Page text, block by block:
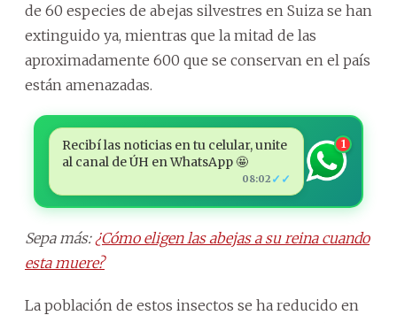
de 60 especies de abejas silvestres en Suiza se han
extinguido ya, mientras que la mitad de las
aproximadamente 600 que se conservan en el país
están amenazadas.
Recibí las noticias en tu celular, unite
al canal de ÚH en WhatsApp 🤩
08:02 ✓✓
1
Sepa más: ¿Cómo eligen las abejas a su reina cuando
esta muere?
La población de estos insectos se ha reducido en